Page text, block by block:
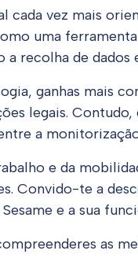
cada vez mais
uma
recolha de dados
ganhas mais
legais.
a
e da
Convido-te a
e a sua
as